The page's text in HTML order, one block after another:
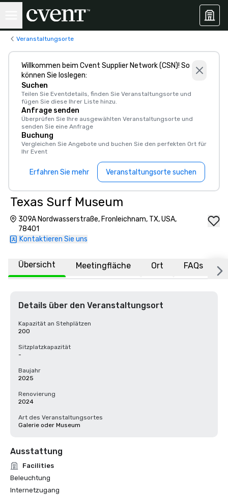
Veranstaltungsorte
Willkommen beim Cvent Supplier Network (CSN)! So
können Sie loslegen:
Suchen
Teilen Sie Eventdetails, finden Sie Veranstaltungsorte und
fügen Sie diese Ihrer Liste hinzu.
Anfrage senden
Überprüfen Sie Ihre ausgewählten Veranstaltungsorte und
senden Sie eine Anfrage
Buchung
Vergleichen Sie Angebote und buchen Sie den perfekten Ort für
Ihr Event
Erfahren Sie mehr Veranstaltungsorte suchen
Texas Surf Museum
309A Nordwasserstraße, Fronleichnam, TX, USA,
78401
Kontaktieren Sie uns
Übersicht Meetingfläche Ort FAQs
Details über den Veranstaltungsort
Kapazität an Stehplätzen
200
Sitzplatzkapazität
-
Baujahr
2025
Renovierung
2024
Art des Veranstaltungsortes
Galerie oder Museum
Ausstattung
Facilities
Beleuchtung
Internetzugang